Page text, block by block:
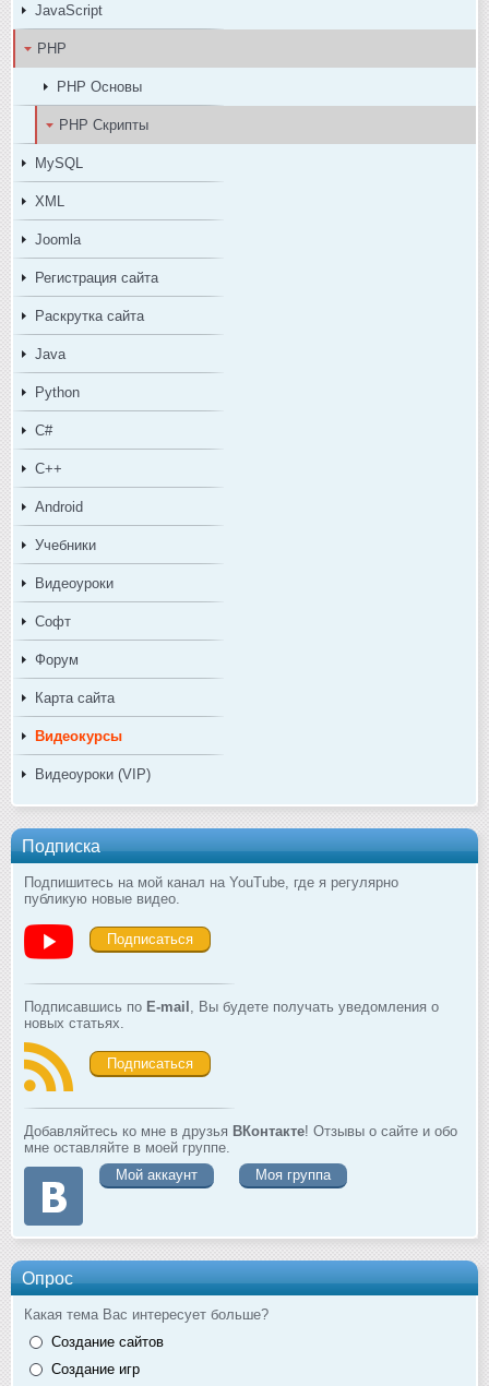
JavaScript
PHP
PHP Основы
PHP Скрипты
MySQL
XML
Joomla
Регистрация сайта
Раскрутка сайта
Java
Python
C#
C++
Android
Учебники
Видеоуроки
Софт
Форум
Карта сайта
Видеокурсы
Видеоуроки (VIP)
Подписка
Подпишитесь на мой канал на YouTube, где я регулярно
публикую новые видео.
Подписаться
Подписавшись по E-mail
, Вы будете получать уведомления о
новых статьях.
Подписаться
Добавляйтесь ко мне в друзья ВКонтакте! Отзывы о сайте и обо
мне оставляйте в моей группе.
Мой аккаунт
Моя группа
Опрос
Какая тема Вас интересует больше?
Создание сайтов
Создание игр